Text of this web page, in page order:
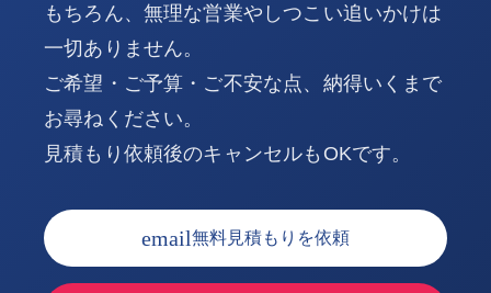
もちろん、無理な営業やしつこい追いかけは
一切ありません。
ご希望・ご予算・ご不安な点、納得いくまで
お尋ねください。
見積もり依頼後のキャンセルもOKです。
email無料見積もりを依頼